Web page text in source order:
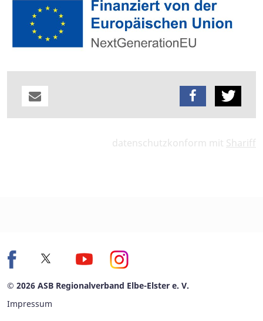
datenschutzkonform mit Shariff
© 2026 ASB Regionalverband Elbe-Elster e. V.
Impressum